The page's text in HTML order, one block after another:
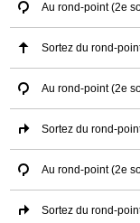
Au rond-point (2e
Sortez du rond-
Au rond-point (2e
Sortez du rond-
Au rond-point (2e
Sortez du rond-